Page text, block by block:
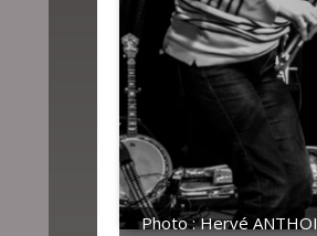
Photo : Hervé